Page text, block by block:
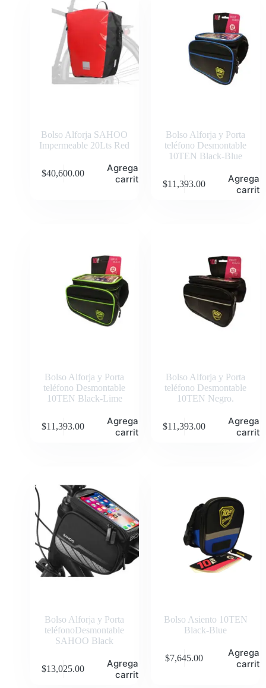
Bolso Alforja SAHOO
Impermeable 20Lts Red
$40,600.00
Agregar al
carrito
Bolso Alforja y Porta
teléfono Desmontable
10TEN Black-Blue
$11,393.00
Agregar
carrito
Bolso Alforja y Porta
teléfono Desmontable
10TEN Black-Lime
$11,393.00
Agregar al
carrito
Bolso Alforja y Porta
teléfono Desmontable
10TEN Negro.
$11,393.00
Agregar
carrito
Bolso Alforja y Porta
teléfonoDesmontable
SAHOO Black
$13,025.00
Agregar al
carrito
Bolso Asiento 10TEN
Black-Blue
$7,645.00
Agregar
carrito